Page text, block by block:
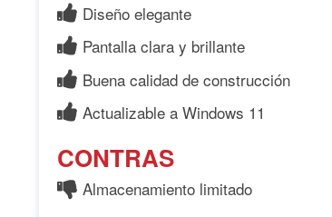
Diseño elegante
Pantalla clara y brillante
Buena calidad de construcción
Actualizable a Windows 11
CONTRAS
Almacenamiento limitado